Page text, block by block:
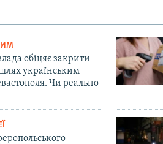
обіцяє закрити
українським
Чи реально